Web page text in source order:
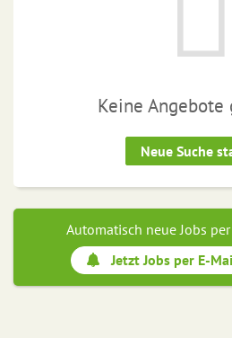
Keine Angebote
Neue Suche
Automatisch neue Jobs
Jetzt Jobs per E-